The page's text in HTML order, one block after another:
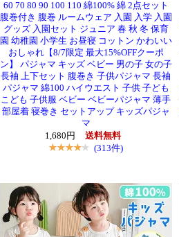
60 70 80 90 100 110 綿100% 綿 2点セット
腹巻付き 腹巻 ルームウェア 入園 入学 入園
グッズ 入園セット ジュニア 春 秋 冬 保育
園 幼稚園 小学生 お昼寝 コットン かわいい
おしゃれ【8/7限定 最大15%OFFクーポ
ン】 パジャマ キッズ ベビー 男の子 女の子
長袖 上下セット 腹巻き 子供パジャマ 長袖
パジャマ 綿100 ハイウエスト 子供 子ども
こども 子供服 ベビー ベビーパジャマ 薄手
部屋着 寝巻き セットアップ キッズパジャ
マ
1,680円
送料無料
(313件)